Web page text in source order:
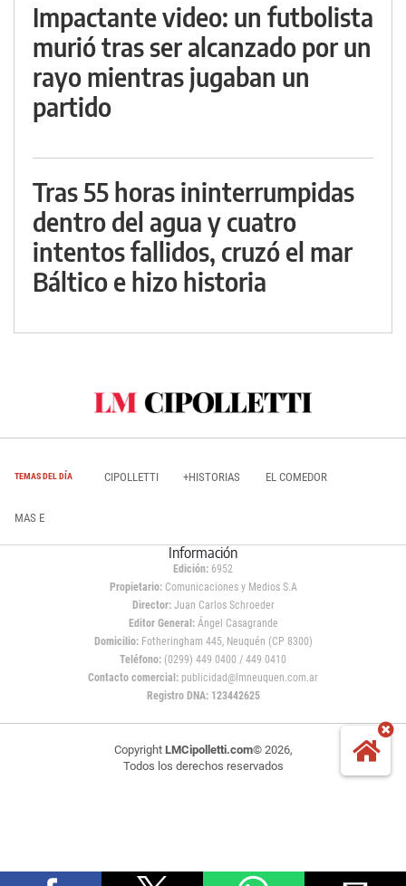
Impactante video: un futbolista
murió tras ser alcanzado por un
rayo mientras jugaban un
partido
Tras 55 horas ininterrumpidas
dentro del agua y cuatro
intentos fallidos, cruzó el mar
Báltico e hizo historia
TEMAS DEL DÍA CIPOLLETTI +HISTORIAS EL COMEDOR
MAS E
Información
Edición: 6952
Propietario:Comunicaciones y Medios S.A
Director: Juan Carlos Schroeder
Editor General:Ángel Casagrande
Domicilio:Fotheringham 445, Neuquén (CP 8300)
Teléfono: (0299) 449 0400 / 449 0410
Contacto comercial: publicidad@lmneuquen.com.ar
Registro DNA: 123442625
Copyright LMCipolletti.com© 2026,
Todos los derechos reservados